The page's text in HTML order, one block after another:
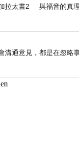
太書2 與福音的真
溝通意見，都是在忽略